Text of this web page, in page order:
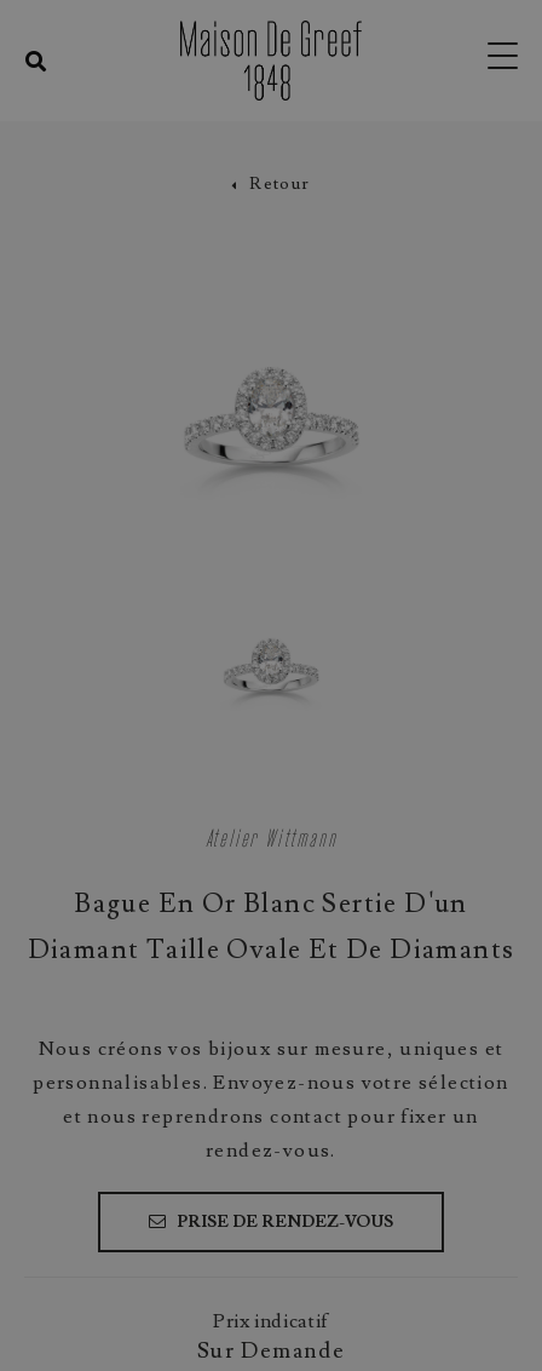
Retour
Atelier Wittmann
Bague En Or Blanc Sertie D'un
Diamant Taille Ovale Et De Diamants
Nous créons vos bijoux sur mesure, uniques et
personnalisables. Envoyez-nous votre sélection
et nous reprendrons contact pour fixer un
rendez-vous.
PRISE DE RENDEZ-VOUS
Prix indicatif
Sur Demande